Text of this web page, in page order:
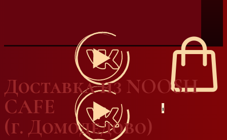
1
Доставка из NOOSH
CAFE
(г. Домодедово)